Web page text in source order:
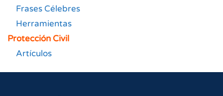
Frases Célebres
Herramientas
Protección Civil
Artículos